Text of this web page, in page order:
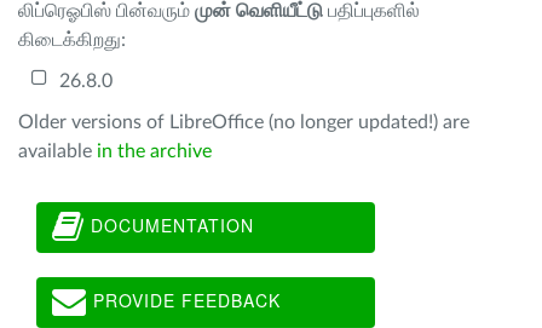
லிப்ரெஓபிஸ் பின்வரும் முன் வெளியீட்டு பதிப்புகளில்
கிடைக்கிறது:
26.8.0
Older versions of LibreOffice (no longer updated!) are
available in the archive
DOCUMENTATION
PROVIDE FEEDBACK